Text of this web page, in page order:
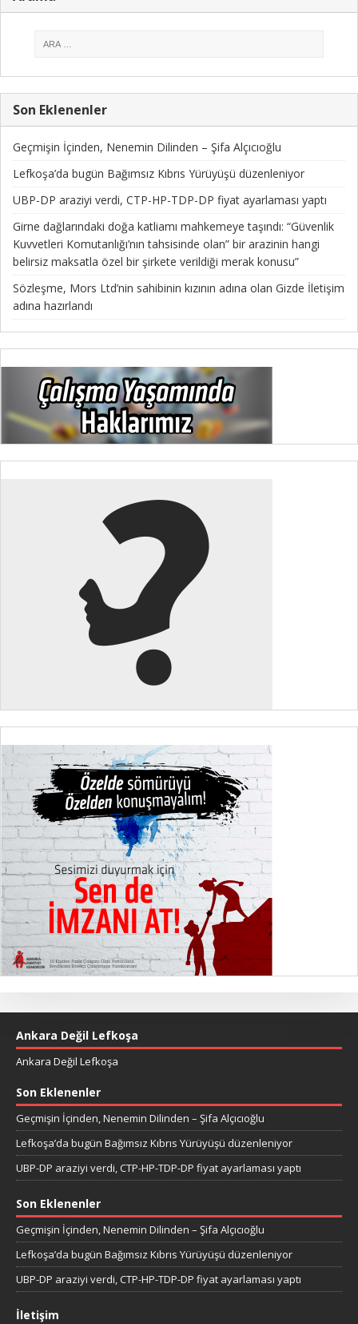
Son Eklenenler
Geçmişin İçinden, Nenemin Dilinden – Şifa Alçıcıoğlu
Lefkoşa’da bugün Bağımsız Kıbrıs Yürüyüşü düzenleniyor
UBP-DP araziyi verdi, CTP-HP-TDP-DP fiyat ayarlaması yaptı
Girne dağlarındaki doğa katliamı mahkemeye taşındı: “Güvenlik
Kuvvetleri Komutanlığı’nın tahsisinde olan” bir arazinin hangi
belirsiz maksatla özel bir şirkete verildiği merak konusu”
Sözleşme, Mors Ltd’nin sahibinin kızının adına olan Gizde İletişim
adına hazırlandı
Ankara Değil Lefkoşa
Ankara Değil Lefkoşa
Son Eklenenler
Geçmişin İçinden, Nenemin Dilinden – Şifa Alçıcıoğlu
Lefkoşa’da bugün Bağımsız Kıbrıs Yürüyüşü düzenleniyor
UBP-DP araziyi verdi, CTP-HP-TDP-DP fiyat ayarlaması yaptı
Son Eklenenler
Geçmişin İçinden, Nenemin Dilinden – Şifa Alçıcıoğlu
Lefkoşa’da bugün Bağımsız Kıbrıs Yürüyüşü düzenleniyor
UBP-DP araziyi verdi, CTP-HP-TDP-DP fiyat ayarlaması yaptı
İletişim